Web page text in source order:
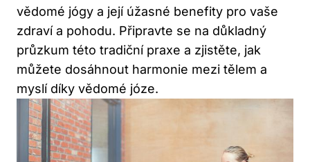
vědomé jógy a její úžasné benefity pro vaše
zdraví a pohodu. Připravte se na důkladný
průzkum této tradiční praxe a zjistěte, jak
můžete dosáhnout harmonie mezi tělem a
myslí díky vědomé józe.